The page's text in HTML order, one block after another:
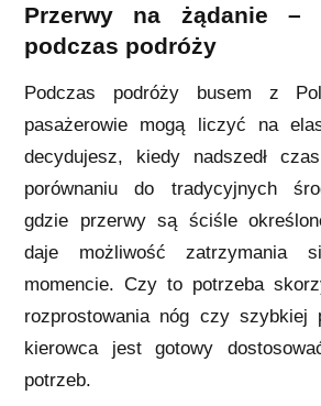
Przerwy na żądanie –
podczas podróży
Podczas podróży busem z
pasażerowie mogą liczyć na
decydujesz, kiedy nadszedł
porównaniu do tradycyjnych
gdzie przerwy są ściśle
daje możliwość zatrzymania
momencie. Czy to potrzeba
rozprostowania nóg czy szybkiej
kierowca jest gotowy
potrzeb.